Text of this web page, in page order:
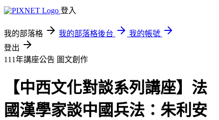
登入
我的部落格 我的部落格後台
我的帳號
登出
111年講座公告 圖文創作
【中西文化對談系列講座】法
國漢學家談中國兵法：朱利安